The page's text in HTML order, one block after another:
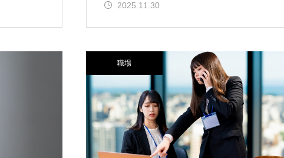
2025.11.30
職場